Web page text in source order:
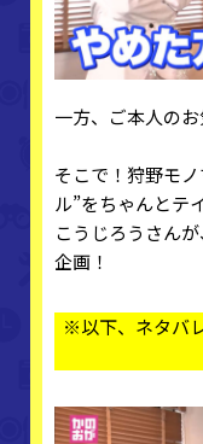
一方、ご本人の
そこで！狩野モ
ル”をちゃんとテ
こうじろうさん
企画！
※以下、ネタバ